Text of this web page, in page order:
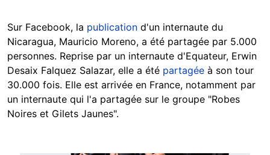
Sur Facebook, la publication d'un internaute du
Nicaragua, Mauricio Moreno, a été partagée par 5.000
personnes. Reprise par un internaute d'Equateur, Erwin
Desaix Falquez Salazar, elle a été partagée à son tour
30.000 fois. Elle est arrivée en France, notamment par
un internaute qui l'a partagée sur le groupe "Robes
Noires et Gilets Jaunes".